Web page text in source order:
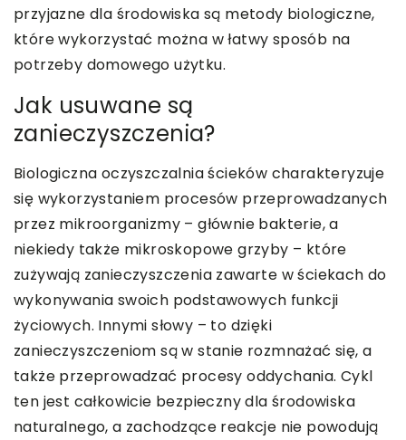
przyjazne dla środowiska są metody biologiczne,
które wykorzystać można w łatwy sposób na
potrzeby domowego użytku.
Jak usuwane są
zanieczyszczenia?
Biologiczna oczyszczalnia ścieków charakteryzuje
się wykorzystaniem procesów przeprowadzanych
przez mikroorganizmy – głównie bakterie, a
niekiedy także mikroskopowe grzyby – które
zużywają zanieczyszczenia zawarte w ściekach do
wykonywania swoich podstawowych funkcji
życiowych. Innymi słowy – to dzięki
zanieczyszczeniom są w stanie rozmnażać się, a
także przeprowadzać procesy oddychania. Cykl
ten jest całkowicie bezpieczny dla środowiska
naturalnego, a zachodzące reakcje nie powodują